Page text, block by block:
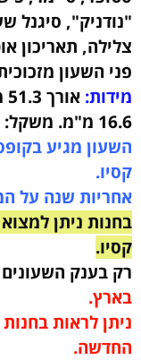
פני השעון
מידות:
16.6 מ"מ. משקל: כ- 61 גרם.
השעון מגיע
קסיו.
אחריות שנה על
בחנות ניתן
קסיו.
רק בענק השעונים
בארץ.
ניתן לראות
החדשה.